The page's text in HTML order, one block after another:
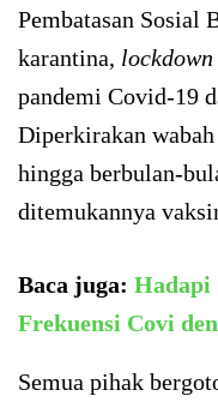
Pembatasan Sosial
karantina, lockdown
pandemi Covid-19
Diperkirakan
hingga berbulan-
ditemukannya
Baca juga: Hadapi
Frekuensi Covi
Semua pihak